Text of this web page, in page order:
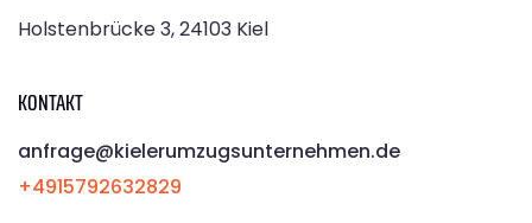
Holstenbrücke 3, 24103 Kiel
KONTAKT
anfrage@kielerumzugsunternehmen.de
+4915792632829